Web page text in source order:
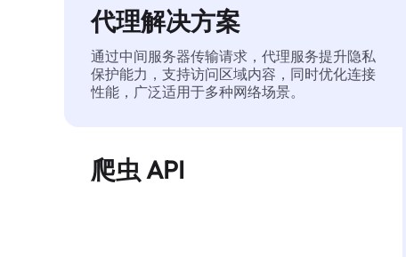
代理解决方案
通过中间服务器传输请求，代理服务提升隐私
保护能力，支持访问区域内容，同时优化连接
性能，广泛适用于多种网络场景。
爬虫 API